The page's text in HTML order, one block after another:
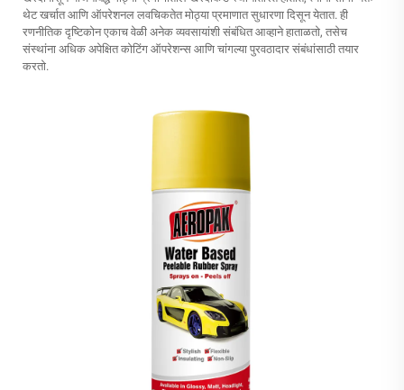
थेट खर्चात आणि ऑपरेशनल लवचिकतेत मोठ्या प्रमाणात सुधारणा दिसून येतात. ही
रणनीतिक दृष्टिकोन एकाच वेळी अनेक व्यवसायांशी संबंधित आव्हाने हाताळतो, तसेच
संस्थांना अधिक अपेक्षित कोटिंग ऑपरेशन्स आणि चांगल्या पुरवठादार संबंधांसाठी तयार
करतो.